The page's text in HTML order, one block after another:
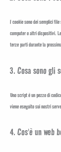
I cookie sono dei semplici
computer o altri dispositivi.
terze parti durante la
3. Cosa sono gli
Uno script è un pezzo di
viene eseguito sui nostri
4. Cos'è un web